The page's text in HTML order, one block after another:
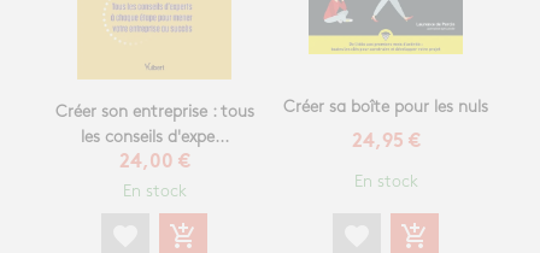
Créer son entreprise : tous
les conseils d'expe...
24,00 €
En stock
add_shopping_cart
Créer sa boîte pour les nuls
24,95 €
En stock
add_shopping_cart